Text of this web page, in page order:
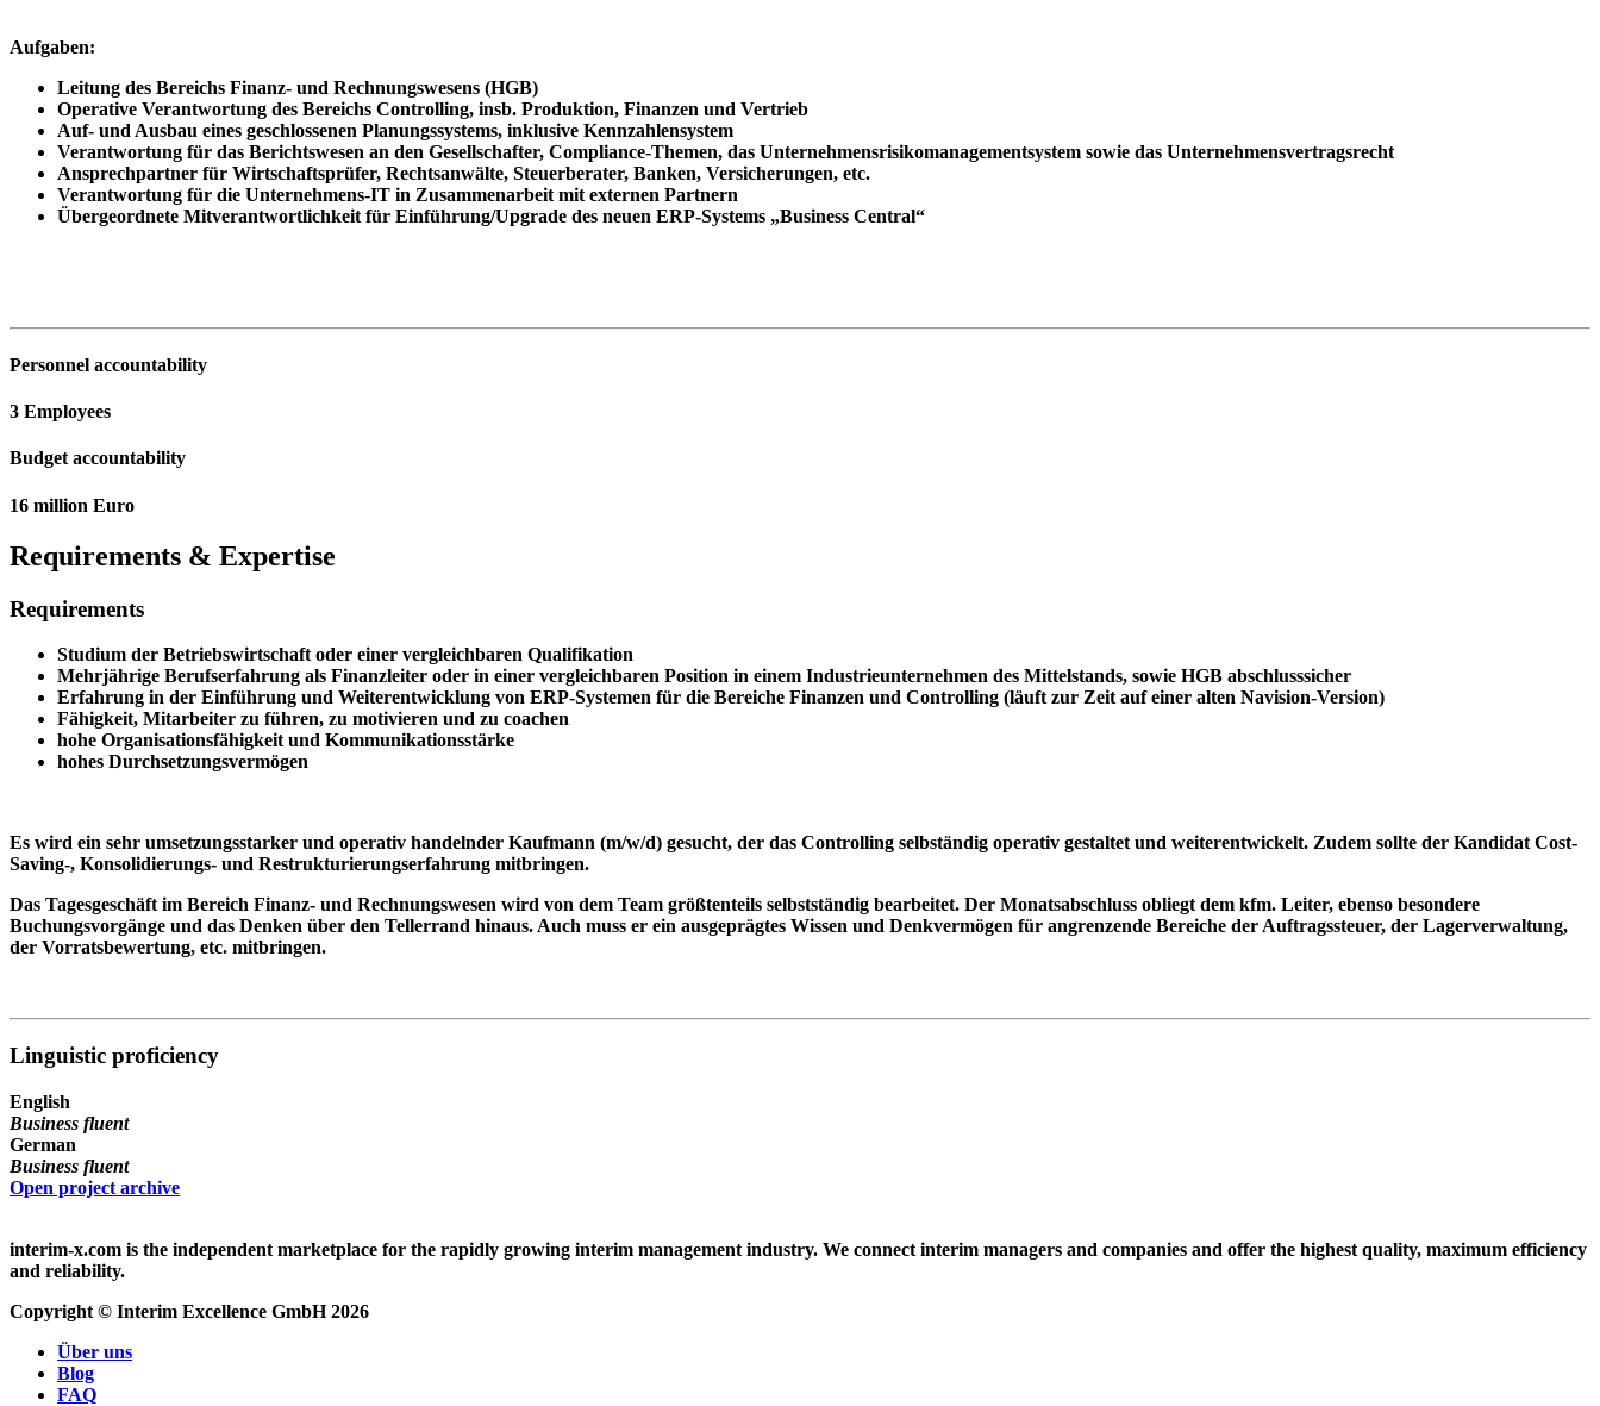
Aufgaben:
Leitung des Bereichs Finanz- und Rechnungswesens (HGB)
Operative Verantwortung des Bereichs Controlling, insb. Produktion, Finanzen und Vertrieb
Auf- und Ausbau eines geschlossenen Planungssystems, inklusive Kennzahlensystem
Verantwortung für das Berichtswesen an den Gesellschafter, Compliance-Themen, das Unternehmensrisikomanagementsystem sowie das Unternehmensvertragsrecht
Ansprechpartner für Wirtschaftsprüfer, Rechtsanwälte, Steuerberater, Banken, Versicherungen, etc.
Verantwortung für die Unternehmens-IT in Zusammenarbeit mit externen Partnern
Übergeordnete Mitverantwortlichkeit für Einführung/Upgrade des neuen ERP-Systems „Business Central“
Personnel accountability
3 Employees
Budget accountability
16 million Euro
Requirements & Expertise
Requirements
Studium der Betriebswirtschaft oder einer vergleichbaren Qualifikation
Mehrjährige Berufserfahrung als Finanzleiter oder in einer vergleichbaren Position in einem Industrieunternehmen des Mittelstands, sowie HGB abschlusssicher
Erfahrung in der Einführung und Weiterentwicklung von ERP-Systemen für die Bereiche Finanzen und Controlling (läuft zur Zeit auf einer alten Navision-Version)
Fähigkeit, Mitarbeiter zu führen, zu motivieren und zu coachen
hohe Organisationsfähigkeit und Kommunikationsstärke
hohes Durchsetzungsvermögen
Es wird ein sehr umsetzungsstarker und operativ handelnder Kaufmann (m/w/d) gesucht, der das Controlling selbständig operativ gestaltet und weiterentwickelt. Zudem sollte der Kandidat Cost-
Saving-, Konsolidierungs- und Restrukturierungserfahrung mitbringen.
Das Tagesgeschäft im Bereich Finanz- und Rechnungswesen wird von dem Team größtenteils selbstständig bearbeitet. Der Monatsabschluss obliegt dem kfm. Leiter, ebenso besondere
Buchungsvorgänge und das Denken über den Tellerrand hinaus. Auch muss er ein ausgeprägtes Wissen und Denkvermögen für angrenzende Bereiche der Auftragssteuer, der Lagerverwaltung,
der Vorratsbewertung, etc. mitbringen.
Linguistic proficiency
English
Business fluent
German
Business fluent
Open project archive
interim-x.com is the independent marketplace for the rapidly growing interim management industry. We connect interim managers and companies and offer the highest quality, maximum efficiency
and reliability.
Copyright © Interim Excellence GmbH 2026
Über uns
Blog
FAQ